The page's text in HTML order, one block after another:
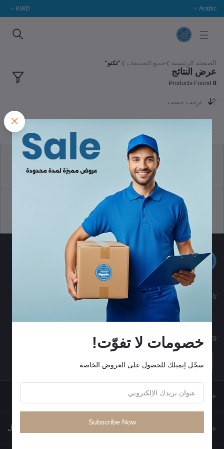
Arabic
KWD
الصفحة الرئيسية جميع التصنيفات "تكنو"
عرض النتائج
0
ترتيب حسب
الشروط والأحكام
سياسة الإرجاع
سياسة الدعم سياسة الخصوصية
تابعنا
MOBILE APPS
جهات الاتصال
خصومات لا تفوّت!
سجّل إيميلك للحصول على العروض الخاصة
Subscribe Now